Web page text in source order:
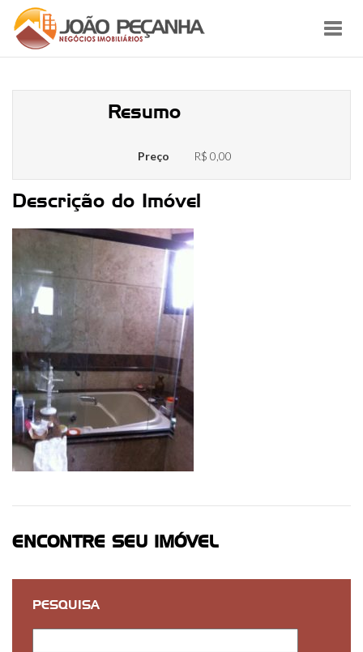
Resumo
Preço R$ 0,00
Descrição do Imóvel
ENCONTRE SEU IMÓVEL
PESQUISA